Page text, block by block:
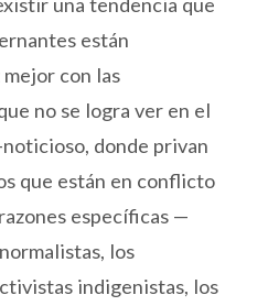
están
con las
no se logra ver en el
donde privan
que están en conflicto
específicas —
los
indigenistas, los